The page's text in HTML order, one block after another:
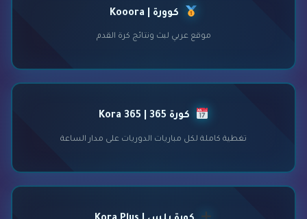
كوورة | Kooora
موقع عربي لبث ونتائج كرة القدم
كورة 365 | Kora 365
تغطية كاملة لكل مباريات الدوريات على مدار الساعة